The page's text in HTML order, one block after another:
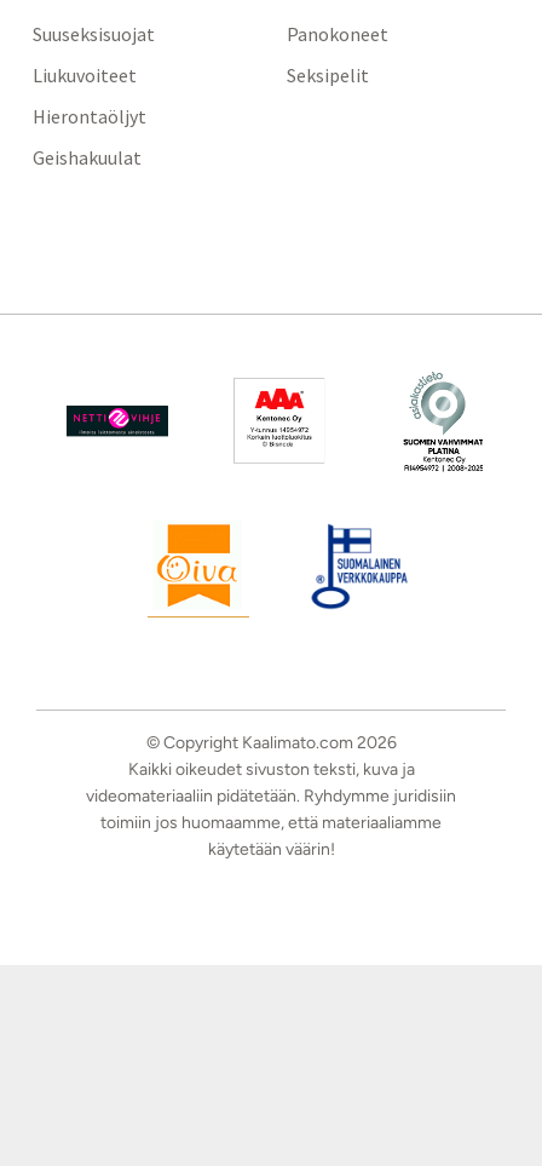
Suuseksisuojat
Liukuvoiteet
Hierontaöljyt
Geishakuulat
Panokoneet
Seksipelit
© Copyright Kaalimato.com 2026
Kaikki oikeudet sivuston teksti, kuva ja
videomateriaaliin pidätetään. Ryhdymme juridisiin
toimiin jos huomaamme, että materiaaliamme
käytetään väärin!